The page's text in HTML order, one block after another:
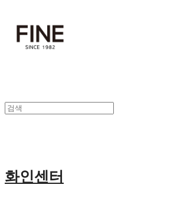
화인센터